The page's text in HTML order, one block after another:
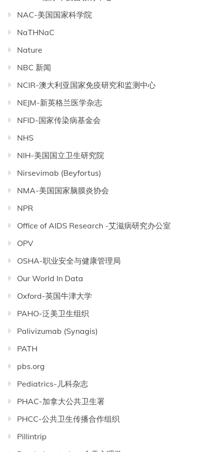
NAC-美国国家科学院
NaTHNaC
Nature
NBC 新闻
NCIR-澳大利亚国家免疫研究和监测中心
NEJM-新英格兰医学杂志
NFID-国家传染病基金会
NHS
NIH-美国国立卫生研究院
Nirsevimab (Beyfortus)
NMA-美国国家脑膜炎协会
NPR
Office of AIDS Research -艾滋病研究办公室
OPV
OSHA-职业安全与健康管理局
Our World In Data
Oxford-英国牛津大学
PAHO-泛美卫生组织
Palivizumab (Synagis)
PATH
pbs.org
Pediatrics-儿科杂志
PHAC-加拿大公共卫生署
PHCC-公共卫生传播合作组织
Pillintrip